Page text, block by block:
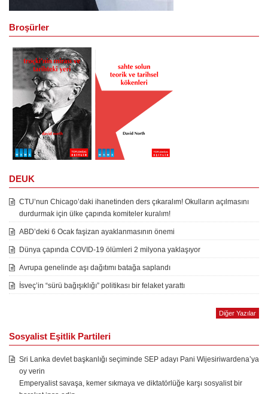
Broşürler
DEUK
CTU’nun Chicago’daki ihanetinden ders çıkaralım! Okulların açılmasını
durdurmak için ülke çapında komiteler kuralım!
ABD’deki 6 Ocak faşizan ayaklanmasının önemi
Dünya çapında COVID-19 ölümleri 2 milyona yaklaşıyor
Avrupa genelinde aşı dağıtımı batağa saplandı
İsveç’in “sürü bağışıklığı” politikası bir felaket yarattı
Diğer Yazılar
Sosyalist Eşitlik Partileri
Sri Lanka devlet başkanlığı seçiminde SEP adayı Pani Wijesiriwardena’ya
oy verin
Emperyalist savaşa, kemer sıkmaya ve diktatörlüğe karşı sosyalist bir